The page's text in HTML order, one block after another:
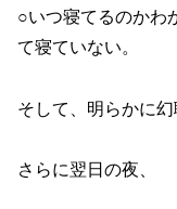
○いつ寝てるのかわ
て寝ていない。
そして、明らかに
さらに翌日の夜、